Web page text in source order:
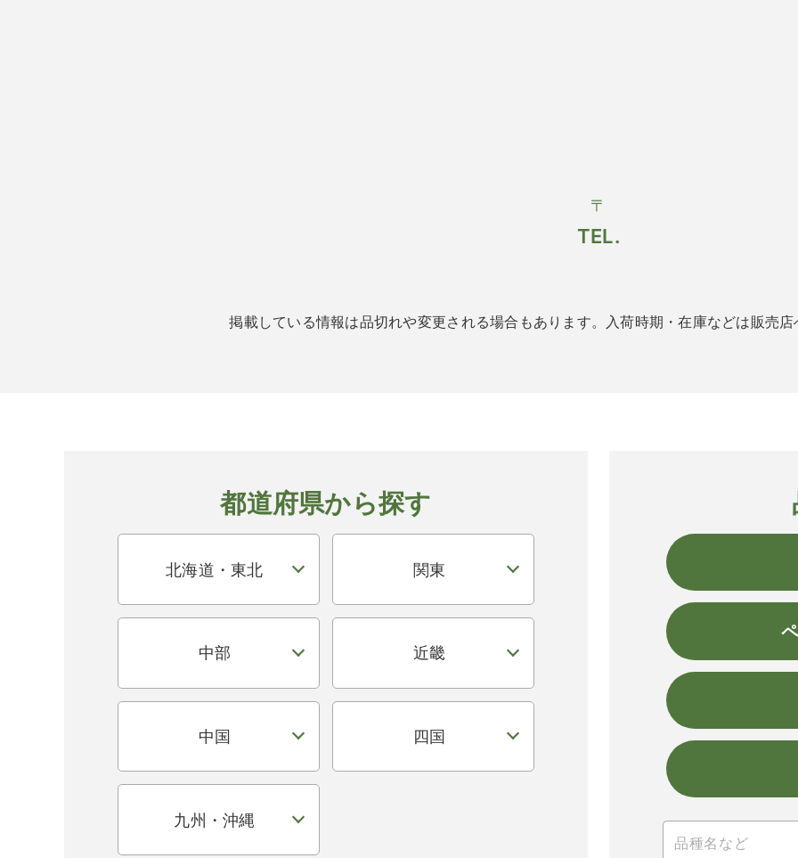
〒
TEL.
掲載している情報は品切れや変更される場合もあります。入荷時期・在庫などは販売店
都道府県から探す
北海道・東北 関東
中部 近畿
中国 四国
九州・沖縄